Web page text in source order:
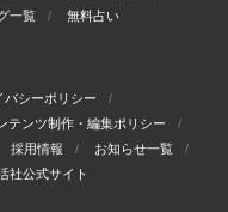
一覧 無料占い
バシーポリシー
テンツ制作・編集ポリシー
採用情報
お知らせ一覧
社公式サイト